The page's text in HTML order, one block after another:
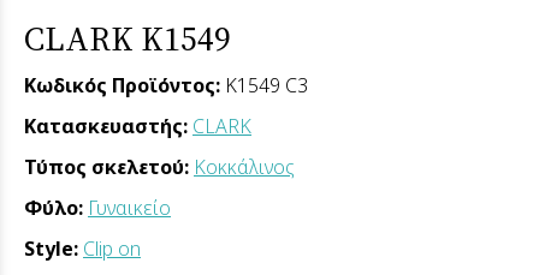
CLARK K1549
Κωδικός Προϊόντος: K1549 C3
Κατασκευαστής: CLARK
Τύπος σκελετού: Κοκκάλινος
Φύλο: Γυναικείο
Style: Clip on